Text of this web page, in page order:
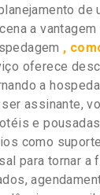
de
a
,
oferece
a
assinante,
e
como
para tornar a